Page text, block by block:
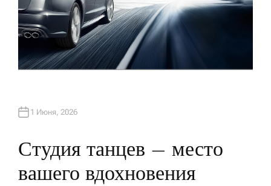
1 Июня, 2026
Студия танцев – место
вашего вдохновения